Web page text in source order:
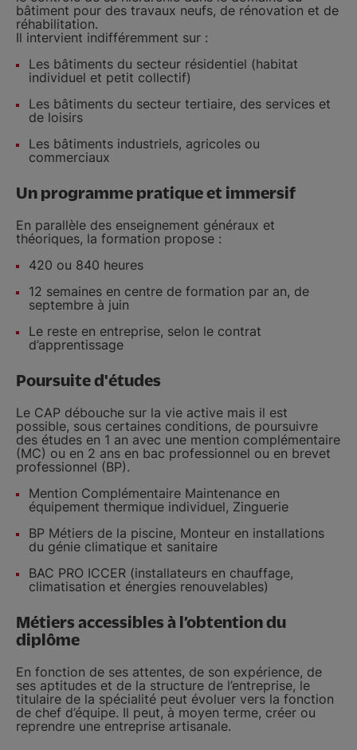
bâtiment pour des travaux neufs, de rénovation et de
réhabilitation.
Il intervient indifféremment sur :
Les bâtiments du secteur résidentiel (habitat
individuel et petit collectif)
Les bâtiments du secteur tertiaire, des services et
de loisirs
Les bâtiments industriels, agricoles ou
commerciaux
Un programme pratique et immersif
En parallèle des enseignement généraux et
théoriques, la formation propose :
420 ou 840 heures
12 semaines en centre de formation par an, de
septembre à juin
Le reste en entreprise, selon le contrat
d’apprentissage
Poursuite d'études
Le CAP débouche sur la vie active mais il est
possible, sous certaines conditions, de poursuivre
des études en 1 an avec une mention complémentaire
(MC) ou en 2 ans en bac professionnel ou en brevet
professionnel (BP).
Mention Complémentaire Maintenance en
équipement thermique individuel, Zinguerie
BP Métiers de la piscine, Monteur en installations
du génie climatique et sanitaire
BAC PRO ICCER (installateurs en chauffage,
climatisation et énergies renouvelables)
Métiers accessibles à l’obtention du
diplôme
En fonction de ses attentes, de son expérience, de
ses aptitudes et de la structure de l’entreprise, le
titulaire de la spécialité peut évoluer vers la fonction
de chef d’équipe. Il peut, à moyen terme, créer ou
reprendre une entreprise artisanale.